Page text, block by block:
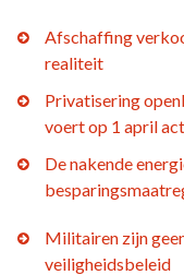
Afschaffing
realiteit
Privatisering
voert op 1 april
De nakende
Militairen zijn
veiligheidsbeleid